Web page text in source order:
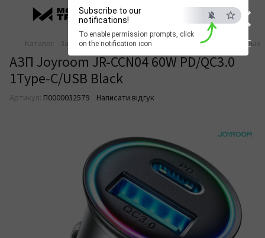
×
ESC
Subscribe to our
notifications!
To enable permission prompts, click
on the notification icon
Каталог Зарядка та живлення Зарядні пристрої Автомобільні
АЗП Joyroom JR-CCN04 60W PD/QC3.0
1Type-C/USB Black
Артикул: П0000032579 Написати відгук